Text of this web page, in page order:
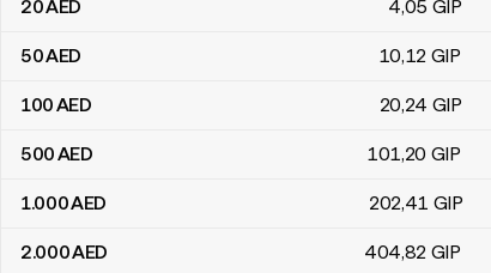
20AED 4,05 GIP
50AED 10,12 GIP
100AED 20,24 GIP
500AED 101,20 GIP
1.000AED 202,41 GIP
2.000AED 404,82 GIP